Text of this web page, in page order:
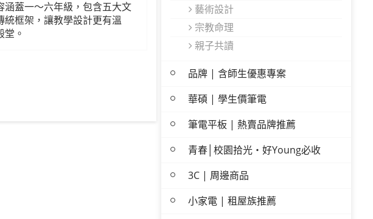
藝術設計
宗教命理
親子共讀
品牌 | 含師生優惠專案
華碩 | 學生價筆電
筆電平板 | 熱賣品牌推薦
青春│校園拾光・好Young必收
3C | 周邊商品
小家電 | 租屋族推薦
涵蓋一～六年級，包含五大文
框架，讓教學設計更有溫
。